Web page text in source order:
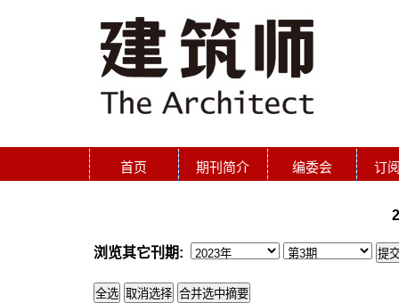
首页 期刊简介 编委会 订
浏览其它刊期: